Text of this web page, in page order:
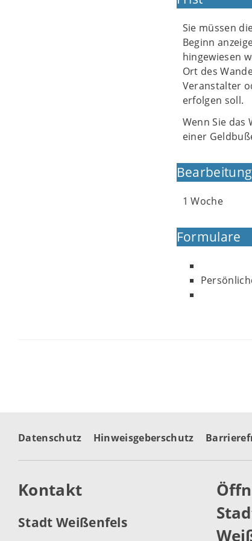
Sie müssen
Beginn
hingewiesen
Ort des
Veranstalter
erfolgen soll.
Wenn Sie
einer
1 Woche
Formulare
Datenschutz Hinweisgeberschutz
Kontakt
Stadt Weißenfels